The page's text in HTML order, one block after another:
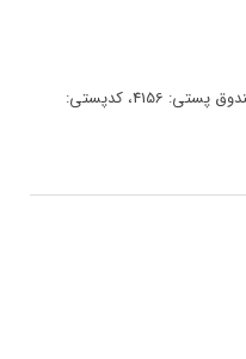
آدرس : کیلومتر 5 جاده تبریز - آذرشهر، صندوق پستی: 4156، کدپستی: